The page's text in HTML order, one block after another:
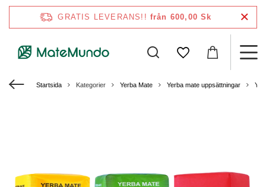
GRATIS LEVERANS!! från 600,00 Sk
Startsida Kategorier Yerba Mate Yerba mate uppsättningar